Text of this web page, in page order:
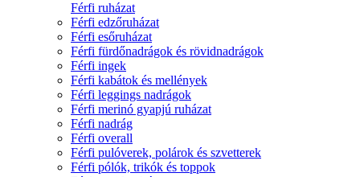
Férfi ruházat
Férfi edzőruházat
Férfi esőruházat
Férfi fürdőnadrágok és rövidnadrágok
Férfi ingek
Férfi kabátok és mellények
Férfi leggings nadrágok
Férfi merinó gyapjú ruházat
Férfi nadrág
Férfi overall
Férfi pulóverek, polárok és szvetterek
Férfi pólók, trikók és toppok